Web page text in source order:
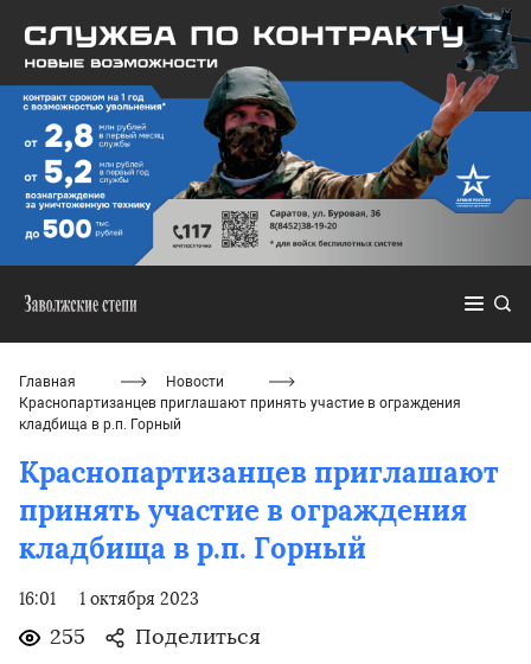
Главная
Новости
Краснопартизанцев приглашают принять участие в ограждения
кладбища в р.п. Горный
Краснопартизанцев приглашают
принять участие в ограждения
кладбища в р.п. Горный
16:01 1 октября 2023
255 Поделиться